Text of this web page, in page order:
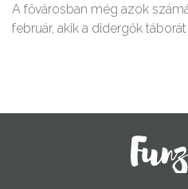
A fővárosban még azok
február, akik a didergők táborát